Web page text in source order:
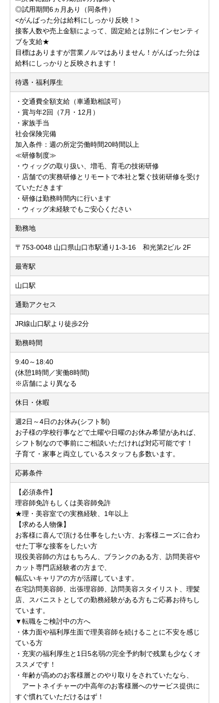
◎試用期間6ヵ月あり（同条件）
<がんばった分は給料にしっかり反映！>
接客人数や売上金額によって、固定給とは別にインセンティ
ブを支給★
目標はありますが営業ノルマはありません！がんばった分は
給料にしっかりと反映されます！
待遇・福利厚生
・交通費全額支給（車通勤相談可）
・賞与年2回（7月・12月）
・家族手当
社会保険完備
加入条件：週の所定労働時間20時間以上
≪研修制度≫
・ウィッグの取り扱い、増毛、育毛の技術研修
・店舗での実務研修とリモートで本社と繋ぐ技術研修を受け
ていただきます
・研修は勤務時間内に行います
・ウィッグ未経験でもご安心ください
勤務地
〒753-0048 山口県山口市駅通り1-3-16 和光第2ビル 2F
最寄駅
山口駅
通勤アクセス
JR線山口駅より徒歩2分
勤務時間
9:40～18:40
(休憩1時間／実働8時間)
※店舗により異なる
休日・休暇
週2日～4日のお休み(シフト制)
お子様の学校行事などで土曜や日曜のお休み希望があれば、
シフト制なので事前にご相談いただければ対応可能です！
子育て・家事と両立しているスタッフも多数います。
応募条件
【必須条件】
理容師免許もしくは美容師免許
★理・美容室での実務経験、1年以上
【求める人物像】
お客様に喜んで頂ける仕事をしたい方、お客様ニーズに合わ
せた丁寧な接客をしたい方
現役美容師の方はもちろん、ブランクのある方、訪問美容や
カット専門店経験者の方まで、
幅広いキャリアの方が活躍しています。
在宅訪問美容師、出張理容師、訪問美容スタイリスト、理髪
店、スパニストとしての勤務経験がある方もご応募お待ちし
ています。
▼転職をご検討中の方へ
・体力面や福利厚生面で理美容師を続けることに不安を感じ
ている方
・充実の福利厚生と1日5名弱の完全予約制で残業も少なくオ
ススメです！
・年齢が高めのお客様層とのやり取りをされていたなら、
アートネイチャーの中高年のお客様層へのサービス提供に
すぐ慣れていただけるはず！